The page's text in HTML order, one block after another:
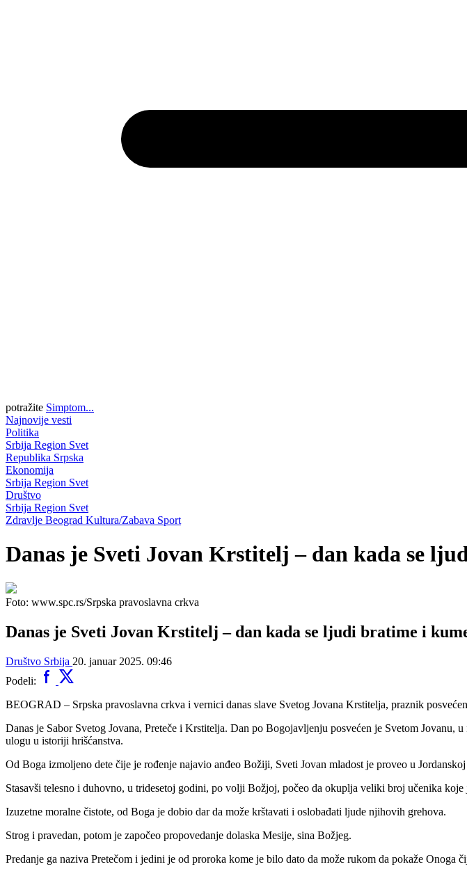
potražite Simptom...
Najnovije vesti
Politika
Srbija Region Svet
Republika Srpska
Ekonomija
Srbija Region Svet
Društvo
Srbija Region Svet
Zdravlje Beograd Kultura/Zabava Sport
Danas je Sveti Jovan Krstitelj – dan kada se
Foto: www.spc.rs/Srpska pravoslavna crkva
Danas je Sveti Jovan Krstitelj – dan kada se ljudi bratime i
Društvo Srbija 20. januar 2025. 09:46
Podeli:
BEOGRAD – Srpska pravoslavna crkva i vernici danas slave Svetog Jovana Krstitelja, praznik
Danas je Sabor Svetog Jovana, Preteče i Krstitelja. Dan po Bogojavljenju posvećen je Svetom
ulogu u istoriji hrišćanstva.
Od Boga izmoljeno dete čije je rođenje najavio anđeo Božiji, Sveti Jovan mladost je proveo u
Stasavši telesno i duhovno, u tridesetoj godini, po volji Božjoj, počeo da okuplja veliki broj učenika
Izuzetne moralne čistote, od Boga je dobio dar da može krštavati i oslobađati ljude njihovih grehova.
Strog i pravedan, potom je započeo propovedanje dolaska Mesije, sina Božjeg.
Predanje ga naziva Pretečom i jedini je od proroka kome je bilo dato da može rukom da pokaže Onoga